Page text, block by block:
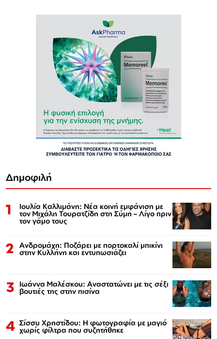
Δημοφιλή
1 Ιουλία Καλλιμάνη: Νέα κοινή εμφάνιση με
τον Μιχάλη Τουρατζίδη στη Σύμη – Λίγο πριν
τον γάμο τους
2 Ανδρομάχη: Ποζάρει με πορτοκαλί μπικίνι
στην Κυλλήνη και εντυπωσιάζει
3 Ιωάννα Μαλέσκου: Αναστατώνει με τις σέξι
βουτιές της στην πισίνα
4 Σίσσυ Χρηστίδου: Η φωτογραφία με μαγιό
χωρίς φίλτρα που συζητήθηκε